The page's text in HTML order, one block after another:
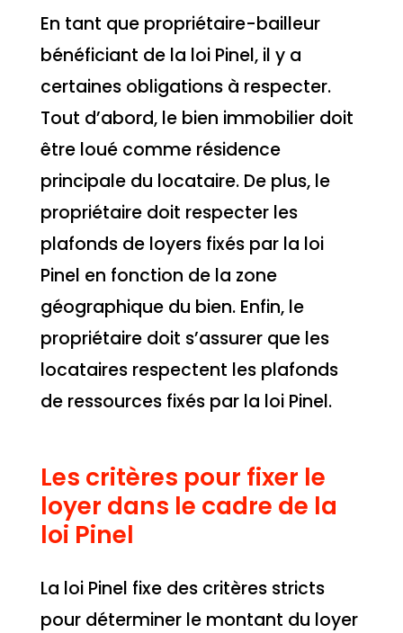
En tant que propriétaire-bailleur
bénéficiant de la loi Pinel, il y a
certaines obligations à respecter.
Tout d’abord, le bien immobilier doit
être loué comme résidence
principale du locataire. De plus, le
propriétaire doit respecter les
plafonds de loyers fixés par la loi
Pinel en fonction de la zone
géographique du bien. Enfin, le
propriétaire doit s’assurer que les
locataires respectent les plafonds
de ressources fixés par la loi Pinel.
Les critères pour fixer le
loyer dans le cadre de la
loi Pinel
La loi Pinel fixe des critères stricts
pour déterminer le montant du loyer